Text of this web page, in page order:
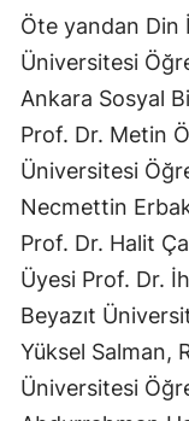
Öte yandan Din
Üniversitesi
Ankara Sosyal
Prof. Dr. Metin
Üniversitesi
Necmettin
Prof. Dr. Halit
Üyesi Prof. Dr.
Beyazıt
Yüksel Salman,
Üniversitesi